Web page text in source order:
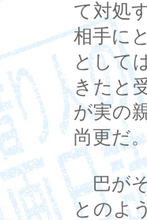
て対処
相手に
として
きたと
が実の
尚更だ。
巴がそ
とのよ